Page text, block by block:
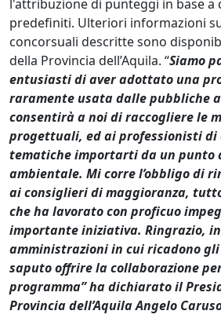
l'attribuzione di punteggi in base a
predefiniti. Ulteriori informazioni
concorsuali descritte sono
della Provincia dell’Aquila. “Siamo
entusiasti di aver adottato una
raramente usata dalle pubbliche
consentirà a noi di raccogliere le
progettuali, ed ai professionisti di
tematiche importarti da un punto
ambientale. Mi corre l’obbligo di
ai consiglieri di maggioranza,
che ha lavorato con proficuo
importante iniziativa. Ringrazio,
amministrazioni in cui ricadono
saputo offrire la collaborazione
programma” ha dichiarato il
Provincia dell’Aquila Angelo